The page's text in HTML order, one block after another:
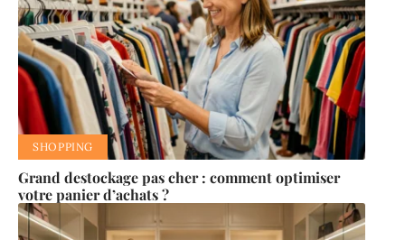
SHOPPING
Grand destockage pas cher : comment optimiser
votre panier d’achats ?